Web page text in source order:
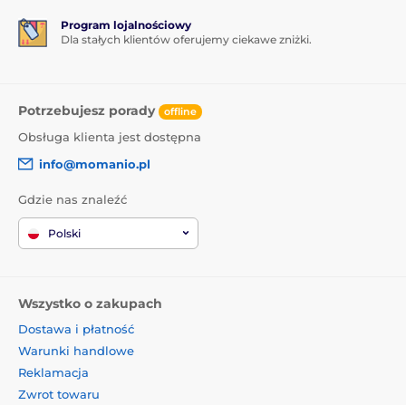
Program lojalnościowy
Dla stałych klientów oferujemy ciekawe zniżki.
Potrzebujesz porady offline
Obsługa klienta jest dostępna
info@momanio.pl
Gdzie nas znaleźć
Polski
Wszystko o zakupach
Dostawa i płatność
Warunki handlowe
Reklamacja
Zwrot towaru